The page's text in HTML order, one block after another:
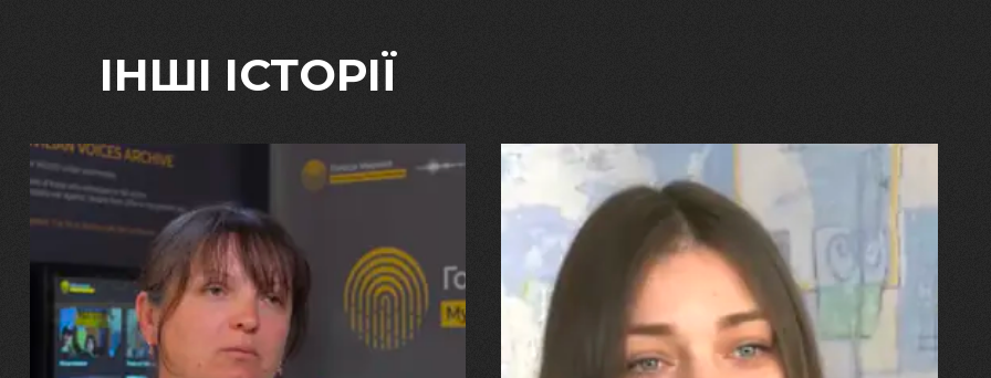
ІНШІ ІСТОРІЇ